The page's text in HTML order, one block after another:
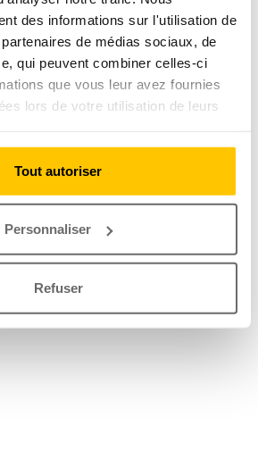
des informations sur l'utilisation de
de médias sociaux, de
qui peuvent combiner celles-ci
que vous leur avez fournies
lors de votre utilisation de leurs
Tout autoriser
Personnaliser
Refuser